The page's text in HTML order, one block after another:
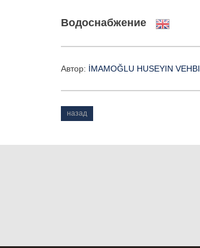
Водоснабжение
Aвтор: İMAMOĞLU HUSEYIN VEHBI
назад